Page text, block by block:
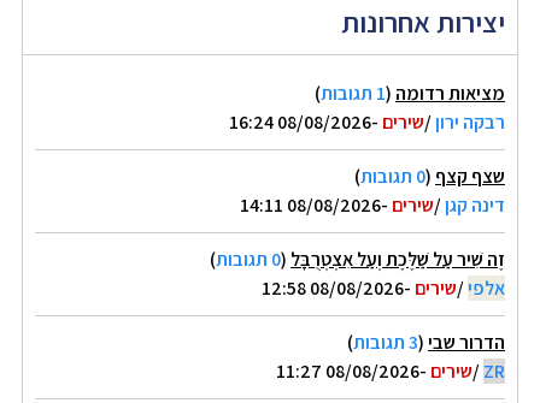
יצירות אחרונות
מציאות רדומה (1 תגובות
)
רבקה ירון/שירים -08/08/2026 16:24
שצף קצף (0 תגובות
)
דינה קגן/שירים -08/08/2026 14:11
זֶה שִׁיר עַל שַׁלֶּכֶת וְעַל אִצְטְרֻבָּל (0 תגובות
)
אלפי/שירים -08/08/2026 12:58
הדרור שבי(3 תגובות
)
ZR
/שירים -08/08/2026 11:27